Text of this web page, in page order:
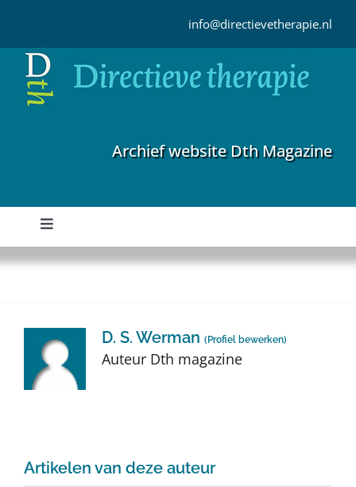
inhoud
info@directievetherapie.nl
Archief website Dth Magazine
Toggle
Navigation
Home
Auteurs
Over Dth
D. S. Werman ( Profiel bewerken)
Auteur Dth magazine
Artikelen van deze auteur